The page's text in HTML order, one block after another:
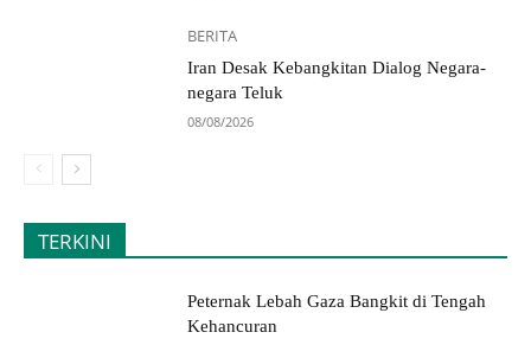
BERITA
Iran Desak Kebangkitan Dialog Negara-
negara Teluk
08/08/2026
TERKINI
Peternak Lebah Gaza Bangkit di Tengah
Kehancuran